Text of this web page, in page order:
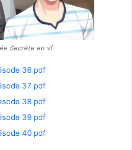
Secrète en vf
36 pdf
37 pdf
38 pdf
39 pdf
40 pdf